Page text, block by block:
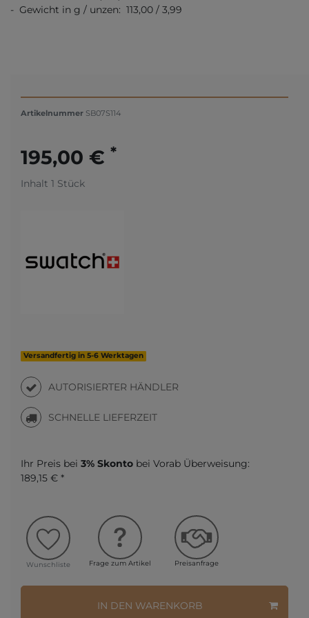
- Gewicht in g / unzen: 113,00 / 3,99
Artikelnummer SB07S114
195,00 € *
Inhalt 1 Stück
Versandfertig in 5-6 Werktagen
AUTORISIERTER HÄNDLER
SCHNELLE LIEFERZEIT
Ihr Preis bei 3% Skonto bei Vorab Überweisung:
189,15 € *
Wunschliste Frage zum Artikel Preisanfrage
IN DEN WARENKORB